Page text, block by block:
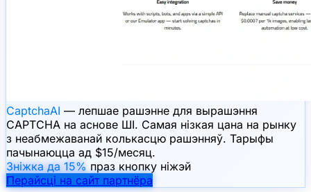
CaptchaAI — лепшае рашэнне для вырашэння
CAPTCHA на аснове ШІ. Самая нізкая цана на рынку
з неабмежаванай колькасцю рашэнняў. Тарыфы
пачынаюцца ад $15/месяц.
Зніжка да 15% праз кнопку ніжэй
Перайсці на сайт партнёра